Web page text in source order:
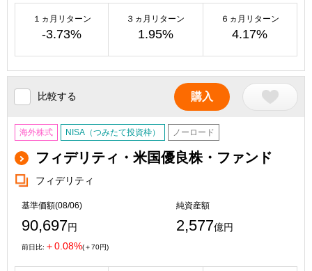
１ヵ月リターン
-3.73%
３ヵ月リターン
1.95%
６ヵ月リターン
4.17%
比較する 購入
海外株式 NISA（つみたて投資枠） ノーロード
フィデリティ・米国優良株・ファンド
フィデリティ
基準価額(08/06)
90,697円
純資産額
2,577億円
前日比: ＋0.08%(＋70円)